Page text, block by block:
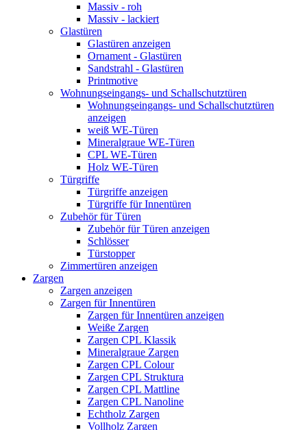
Massiv - roh
Massiv - lackiert
Glastüren
Glastüren anzeigen
Ornament - Glastüren
Sandstrahl - Glastüren
Printmotive
Wohnungseingangs- und Schallschutztüren
Wohnungseingangs- und Schallschutztüren
anzeigen
weiß WE-Türen
Mineralgraue WE-Türen
CPL WE-Türen
Holz WE-Türen
Türgriffe
Türgriffe anzeigen
Türgriffe für Innentüren
Zubehör für Türen
Zubehör für Türen anzeigen
Schlösser
Türstopper
Zimmertüren anzeigen
Zargen
Zargen anzeigen
Zargen für Innentüren
Zargen für Innentüren anzeigen
Weiße Zargen
Zargen CPL Klassik
Mineralgraue Zargen
Zargen CPL Colour
Zargen CPL Struktura
Zargen CPL Mattline
Zargen CPL Nanoline
Echtholz Zargen
Vollholz Zargen